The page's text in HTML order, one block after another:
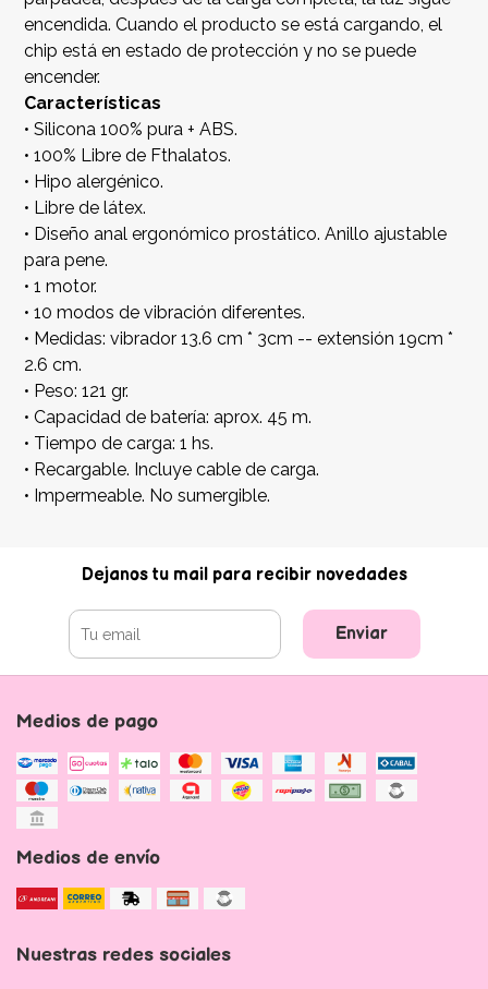
encendida. Cuando el producto se está cargando, el
chip está en estado de protección y no se puede
encender.
Características
• Silicona 100% pura + ABS.
• 100% Libre de Fthalatos.
• Hipo alergénico.
• Libre de látex.
• Diseño anal ergonómico prostático. Anillo ajustable
para pene.
• 1 motor.
• 10 modos de vibración diferentes.
• Medidas: vibrador 13.6 cm * 3cm -- extensión 19cm *
2.6 cm.
• Peso: 121 gr.
• Capacidad de batería: aprox. 45 m.
• Tiempo de carga: 1 hs.
• Recargable. Incluye cable de carga.
• Impermeable. No sumergible.
Dejanos tu mail para recibir novedades
Enviar
Medios de pago
Medios de envío
Nuestras redes sociales